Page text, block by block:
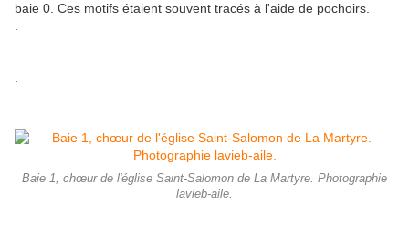
baie 0. Ces motifs étaient souvent tracés à l'aide de pochoirs.
Baie 1, chœur de l'église Saint-Salomon de La Martyre. Photographie
lavieb-aile.